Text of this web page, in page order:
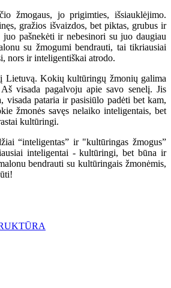
žmogaus, jo prigimties, išsiauklėjimo.
gražios išvaizdos, bet piktas, grubus ir
juo pašnekėti ir nebesinori su juo daugiau
su žmogumi bendrauti, tai tikriausiai
nors ir inteligentiškai atrodo.
Kokių kultūringų žmonių galima
visada pagalvoju apie savo senelį. Jis
visada pataria ir pasisiūlo padėti bet kam,
žmonės savęs nelaiko inteligentais, bet
kultūringi.
“inteligentas” ir "kultūringas žmogus”
inteligentai - kultūringi, bet būna ir
bendrauti su kultūringais žmonėmis,